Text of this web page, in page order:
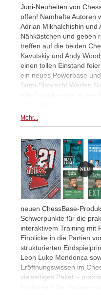
Juni-Neuheiten von
offen! Namhafte Autoren
Adrian Mikhalchishin und
Nähkästchen und geben
treffen auf die beiden
Kavutskiy und Andy
einen tollen Einstand
ein neues Powerbase
Semi-Slawisch! Werfen
Mehr...
neuen ChessBase-
Schwerpunkte für die
interaktivem Training mit
Einblicke in die Partien
strukturierten
Leon Luke Mendonca
Eröffnungswissen im
vielseitiges Paket –